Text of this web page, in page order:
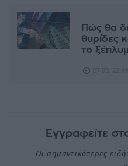
Πώς θα
θυρίδες
το
Εγγραφείτε
Οι σημαντικότερες